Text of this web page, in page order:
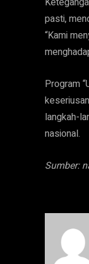
pasti,
“Kami
Program
langkah-
nasional.
Sumber: